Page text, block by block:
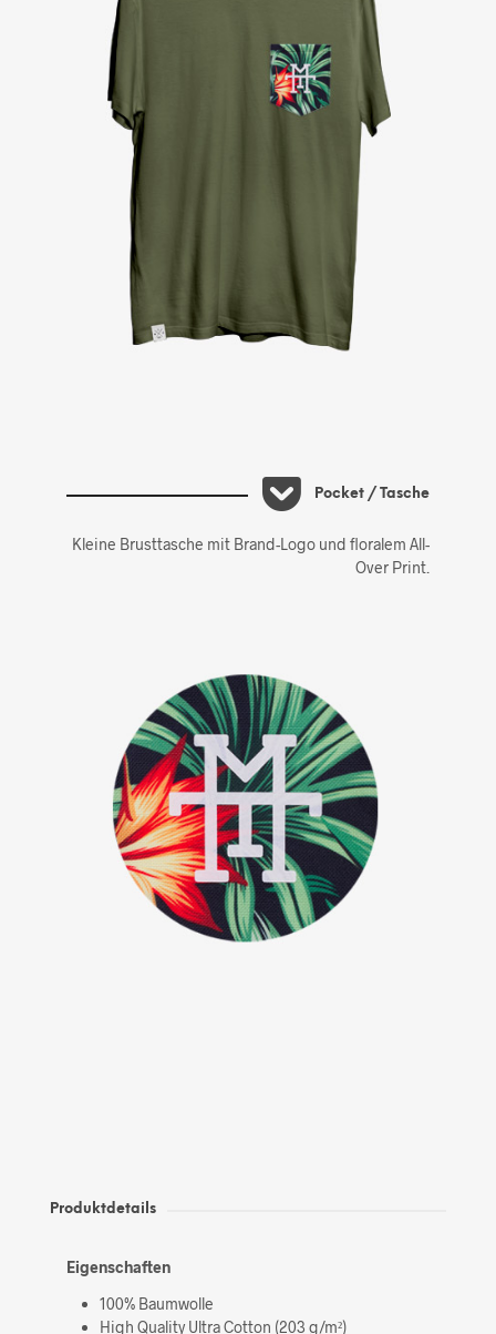
Pocket / Tasche
Kleine Brusttasche mit Brand-Logo und floralem All-
Over Print.
Produktdetails
Eigenschaften
100% Baumwolle
High Quality Ultra Cotton (203 g/m²)